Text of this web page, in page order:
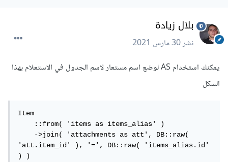
بلال زيادة
نشر30 مارس 2021
يمكنك استخدام AS لوضع اسم مستعار لاسم الجدول في الاستعلام بهذا
الشكل
Item
    ::from( 'items as items_alias' )
    ->join( 'attachments as att', DB::raw(
'att.item_id' ), '=', DB::raw( 'items_alias.id'
) )